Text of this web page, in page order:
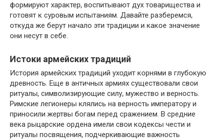
формируют характер, воспитывают дух товарищества и
готовят к суровым испытаниям. Давайте разберемся,
откуда же берут начало эти традиции и какое значение
они несут в себе.
Истоки армейских традиций
История армейских традиций уходит корнями в глубокую
древность. Еще в античных армиях существовали свои
ритуалы, символизирующие силу, мужество и верность.
Римские легионеры клялись на верность императору и
приносили жертвы богам перед сражением. В средние
века рыцарские ордена имели свои кодексы чести и
ритуалы посвящения, подчеркивающие важность